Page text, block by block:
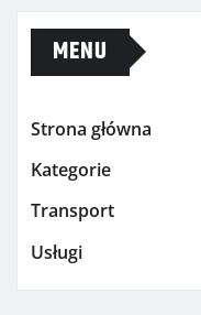
MENU
Strona główna
Kategorie
Transport
Usługi